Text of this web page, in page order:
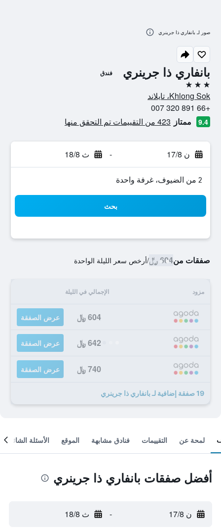
بانفاري ذا جرينري فندق
3 نجوم
Khlong Sok، تايلاند
+66 891 320 007
9.4 ممتاز 423 من التقييمات تم التحقق منها
ن 17/8 - ث 18/8
2 من الضيوف، غرفة واحدة
بحث
صفقات من604 ﷼ /أرخص سعر الليلة الواحدة
مزود الإجمالي في الليلة
604 ﷼ عرض الصفقة
642 ﷼ عرض الصفقة
740 ﷼ عرض الصفقة
19 صفقة إضافية لـ بانفاري ذا جرينري
صور لـ بانفاري ذا جرينري
لمحة عن التقييمات فنادق مشابهة الموقع الأسئلة الشائعة
أفضل صفقات بانفاري ذا جرينري
ن 17/8 - ث 18/8